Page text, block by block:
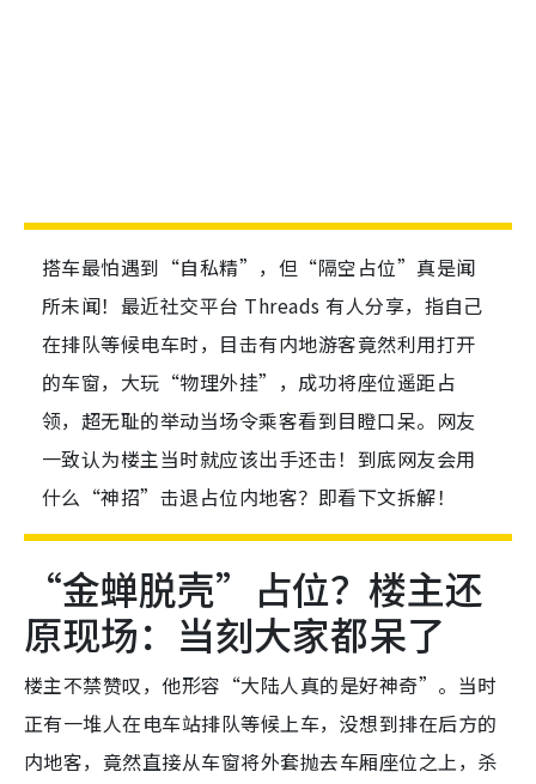
搭车最怕遇到“自私精”，但“隔空占位”真是闻
所未闻！最近社交平台 Threads 有人分享，指自己
在排队等候电车时，目击有内地游客竟然利用打开
的车窗，大玩“物理外挂”，成功将座位遥距占
领，超无耻的举动当场令乘客看到目瞪口呆。网友
一致认为楼主当时就应该出手还击！到底网友会用
什么“神招”击退占位内地客？即看下文拆解！
“金蝉脱壳”占位？楼主还
原现场：当刻大家都呆了
楼主不禁赞叹，他形容“大陆人真的是好神奇”。当时
正有一堆人在电车站排队等候上车，没想到排在后方的
内地客，竟然直接从车窗将外套抛去车厢座位之上，杀